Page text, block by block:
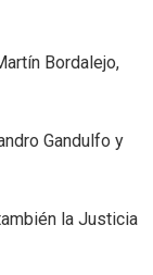
Bordalejo,
Gandulfo y
la Justicia